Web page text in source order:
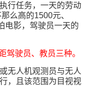
行任务，一天的劳动
么高的1500元、
电影，驾驶员一天的
驾驶员、教员三种。
无人机观测员与无人
，且该范围为目视视